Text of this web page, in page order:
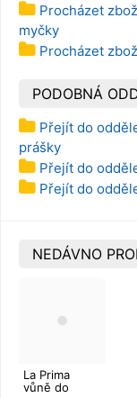
Procházet
myčky
Procházet
PODOBNÁ
Přejít do
prášky
Přejít do
Přejít do
NEDÁVNO
La Prima
vůně do